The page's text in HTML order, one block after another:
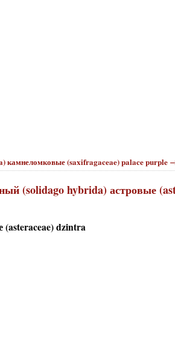
камнеломковые (saxifragaceae) palace purple
(solidago hybrida) астровые
dzintra